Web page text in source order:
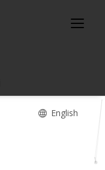
English